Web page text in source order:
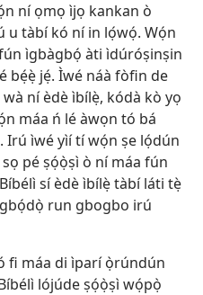
ní ọmọ ìjọ kankan ò
u tàbí kó ní in lọ́wọ́. Wọ́n
ìgbàgbọ́ àti ìdúróṣinṣin
bẹ́ẹ̀ jẹ́. Ìwé náà fòfin de
ní èdè ìbílẹ̀, kódà kò yọ
máa ń lé àwọn tó bá
Irú ìwé yìí tí wọ́n ṣe lọ́dún
pé ṣọ́ọ̀ṣì ò ní máa fún
sí èdè ìbílẹ̀ tàbí láti tẹ̀
run gbogbo irú
fi máa di ìparí ọ̀rúndún
lójúde ṣọ́ọ̀ṣì wọ́pọ̀